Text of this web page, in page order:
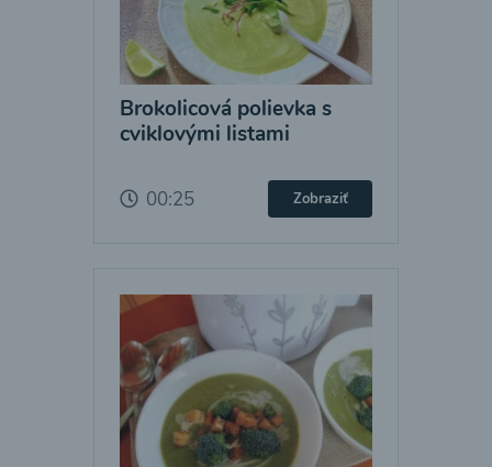
Brokolicová polievka s
cviklovými listami
00:25 Zobraziť